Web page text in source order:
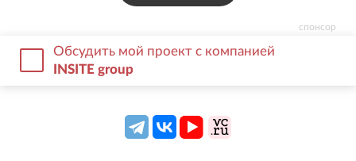
спонсор
Обсудить мой проект с компанией
INSITE group